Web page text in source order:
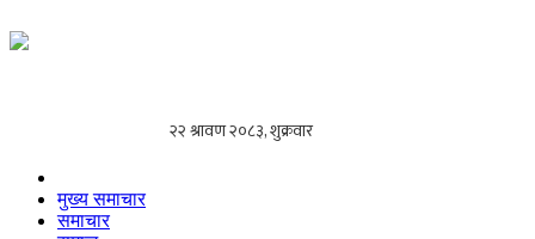
मुख्य समाचार
समाचार